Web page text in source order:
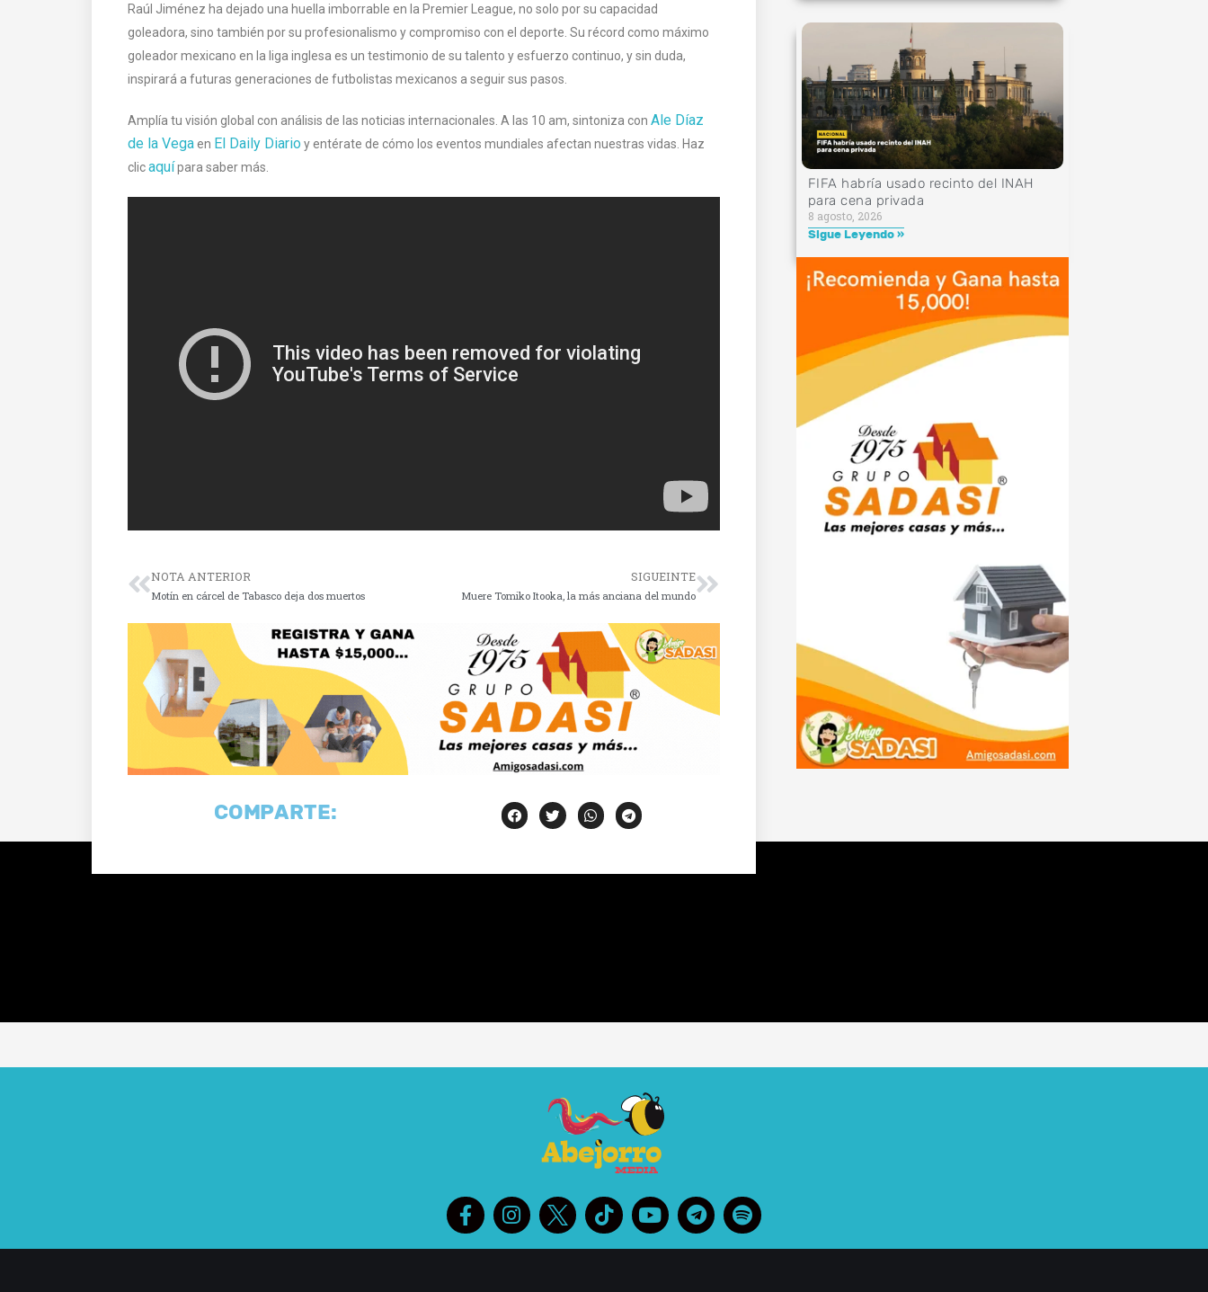
Raúl Jiménez ha dejado una huella imborrable en la Premier League, no solo por su capacidad
goleadora, sino también por su profesionalismo y compromiso con el deporte. Su récord como máximo
goleador mexicano en la liga inglesa es un testimonio de su talento y esfuerzo continuo, y sin duda,
inspirará a futuras generaciones de futbolistas mexicanos a seguir sus pasos.
Amplía tu visión global con análisis de las noticias internacionales. A las 10 am, sintoniza con Ale Díaz
de la Vegaen El Daily Diarioy entérate de cómo los eventos mundiales afectan nuestras vidas. Haz
clicaquípara saber más.
NOTA ANTERIOR
Motín en cárcel de Tabasco deja dos muertos
SIGUEINTE
Muere Tomiko Itooka, la más anciana del mundo
COMPARTE:
FIFA habría usado recinto del INAH
para cena privada
8 agosto, 2026
Sigue Leyendo »